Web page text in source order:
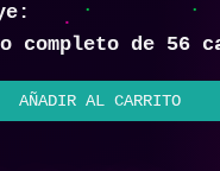
completo de 56
AÑADIR AL CARRITO